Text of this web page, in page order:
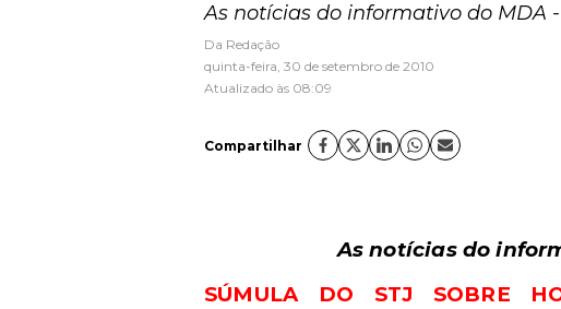
As notícias do informativo do MDA
Da Redação
quinta-feira, 30 de setembro de 2010
Atualizado às 08:09
Compartilhar
As notícias do
SÚMULA DO STJ SOBRE